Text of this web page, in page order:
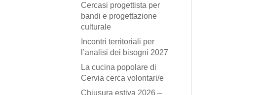
Cercasi progettista per
bandi e progettazione
culturale
Incontri territoriali per
l’analisi dei bisogni 2027
La cucina popolare di
Cervia cerca volontari/e
Chiusura estiva 2026 –